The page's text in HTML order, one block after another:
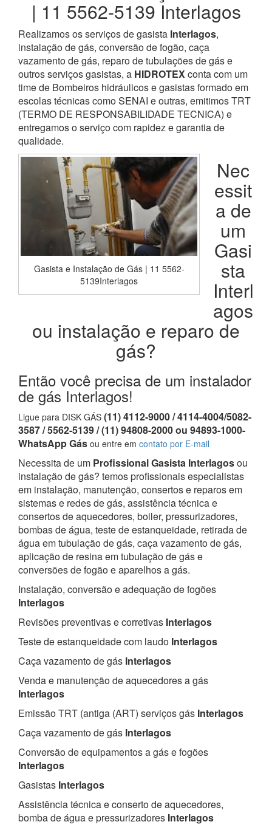
| 11 5562-5139 Interlagos
Realizamos os serviços de gasista Interlagos,
instalação de gás, conversão de fogão, caça
vazamento de gás, reparo de tubulações de gás e
outros serviços gasistas, a HIDROTEXconta com um
time de Bombeiros hidráulicos e gasistas formado em
escolas técnicas como SENAI e outras, emitimos TRT
(TERMO DE RESPONSABILIDADE TECNICA) e
entregamos o serviço com rapidez e garantia de
qualidade.
Gasista e Instalação de Gás | 11 5562-
5139Interlagos
Nec
essit
a de
um
Gasi
sta
Interl
agos
ou instalação e reparo de
gás?
Então você precisa de um instalador
de gás Interlagos!
Ligue para DISK GÁS (11) 4112-9000 / 4114-4004/5082-
3587 / 5562-5139 / (11) 94808-2000 ou 94893-1000-
WhatsApp Gás ou entre em contato por E-mail
Necessita de um Profissional Gasista Interlagosou
instalação de gás? temos profissionais especialistas
em instalação, manutenção, consertos e reparos em
sistemas e redes de gás, assistência técnica e
consertos de aquecedores, boiler, pressurizadores,
bombas de água, teste de estanqueidade, retirada de
água em tubulação de gás, caça vazamento de gás,
aplicação de resina em tubulação de gás e
conversões de fogão e aparelhos a gás.
Instalação, conversão e adequação de fogões
Interlagos
Revisões preventivas e corretivas Interlagos
Teste de estanqueidade com laudo Interlagos
Caça vazamento de gás Interlagos
Venda e manutenção de aquecedores a gás
Interlagos
Emissão TRT (antiga (ART) serviços gás Interlagos
Caça vazamento de gás Interlagos
Conversão de equipamentos a gás e fogões
Interlagos
Gasistas Interlagos
Assistência técnica e conserto de aquecedores,
bomba de água e pressurizadores Interlagos